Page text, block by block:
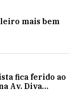
mais bem
fica ferido ao
Av. Diva